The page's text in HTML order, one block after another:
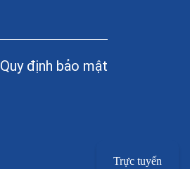
Quy định bảo mật
Trực tuyến